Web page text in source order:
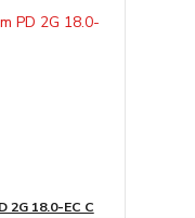
2G 18.0-EC C